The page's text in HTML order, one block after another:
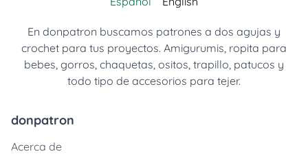
En donpatron buscamos patrones a dos agujas y
crochet para tus proyectos. Amigurumis, ropita para
bebes, gorros, chaquetas, ositos, trapillo, patucos y
todo tipo de accesorios para tejer.
donpatron
Acerca de